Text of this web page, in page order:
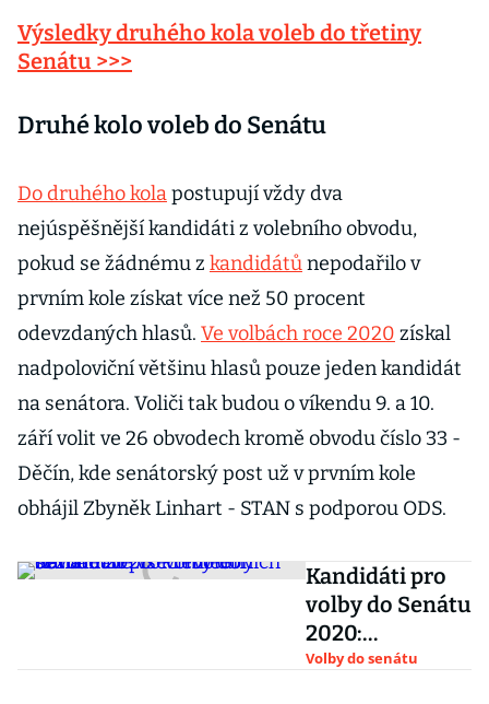
Výsledky druhého kola voleb do třetiny
Senátu >>>
Druhé kolo voleb do Senátu
Do druhého kolapostupují vždy dva
nejúspěšnější kandidáti z volebního obvodu,
pokud se žádnému z kandidátůnepodařilo v
prvním kole získat více než 50 procent
odevzdaných hlasů. Ve volbách roce 2020 získal
nadpoloviční většinu hlasů pouze jeden kandidát
na senátora. Voliči tak budou o víkendu 9. a 10.
září volit ve 26 obvodech kromě obvodu číslo 33 -
Děčín, kde senátorský post už v prvním kole
obhájil Zbyněk Linhart - STAN s podporou ODS.
Kandidáti pro
volby do Senátu
2020:
Přehledný
Volby do senátu